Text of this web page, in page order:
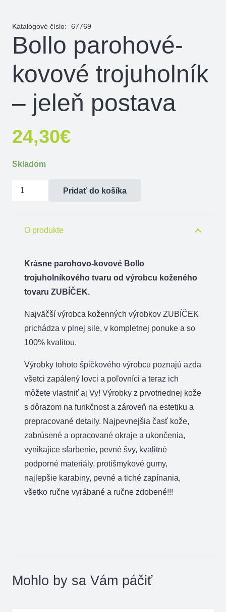
Katalógové číslo: 67769
Bollo parohové-
kovové trojuholník
– jeleň postava
24,30€
Skladom
množstvo
kovové
Pridať do košíka
O produkte
Krásne parohovo-kovové Bollo
trojuholníkového tvaru od výrobcu koženého
tovaru ZUBÍČEK.
Najväčší výrobca koženných výrobkov ZUBÍČEK
prichádza v plnej sile, v kompletnej ponuke a so
100% kvalitou.
Výrobky tohoto špičkového výrobcu poznajú azda
všetci zapálený lovci a poľovníci a teraz ich
môžete vlastniť aj Vy! Výrobky z prvotriednej kože
s dôrazom na funkčnost a zároveň na estetiku a
prepracované detaily. Najpevnejšia časť kože,
zabrúsené a opracované okraje a ukončenia,
vynikajíce sfarbenie, pevné švy, kvalitné
podporné materiály, protišmykové gumy,
najlepšie karabiny, pevné a tiché zapínania,
všetko ručne vyrábané a ručne zdobené!!!
Mohlo by sa Vám páčiť